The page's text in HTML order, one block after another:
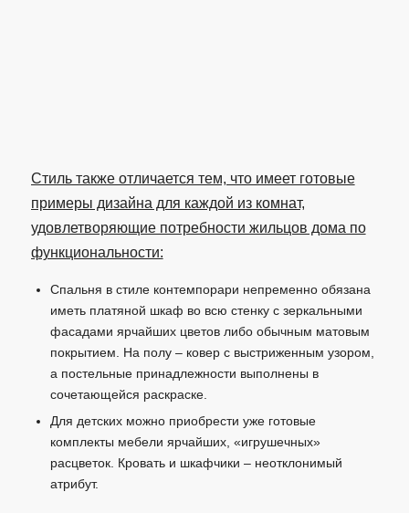
Стиль также отличается тем, что имеет готовые
примеры дизайна для каждой из комнат,
удовлетворяющие потребности жильцов дома по
функциональности:
Спальня в стиле контемпорари непременно обязана
иметь платяной шкаф во всю стенку с зеркальными
фасадами ярчайших цветов либо обычным матовым
покрытием. На полу – ковер с выстриженным узором,
а постельные принадлежности выполнены в
сочетающейся раскраске.
Для детских можно приобрести уже готовые
комплекты мебели ярчайших, «игрушечных»
расцветок. Кровать и шкафчики – неотклонимый
атрибут.